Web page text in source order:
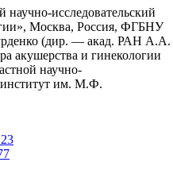
исследовательский
Москва, Россия, ФГБНУ
(дир. — акад. РАН А.А.
акушерства и гинекологии
научно-
институт им. М.Ф.